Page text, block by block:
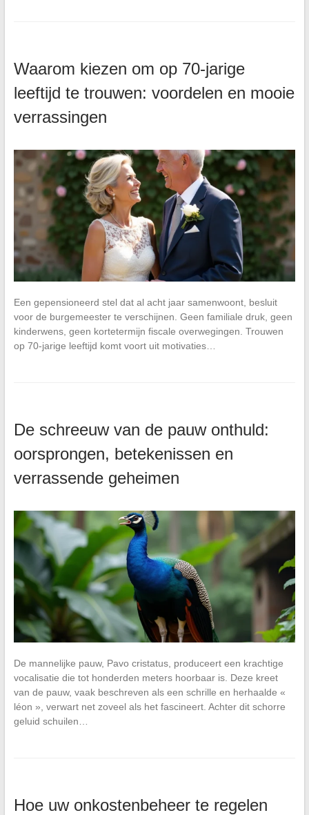
Waarom kiezen om op 70-jarige
leeftijd te trouwen: voordelen en mooie
verrassingen
Een gepensioneerd stel dat al acht jaar samenwoont, besluit
voor de burgemeester te verschijnen. Geen familiale druk, geen
kinderwens, geen kortetermijn fiscale overwegingen. Trouwen
op 70-jarige leeftijd komt voort uit motivaties…
De schreeuw van de pauw onthuld:
oorsprongen, betekenissen en
verrassende geheimen
De mannelijke pauw, Pavo cristatus, produceert een krachtige
vocalisatie die tot honderden meters hoorbaar is. Deze kreet
van de pauw, vaak beschreven als een schrille en herhaalde «
léon », verwart net zoveel als het fascineert. Achter dit schorre
geluid schuilen…
Hoe uw onkostenbeheer te regelen